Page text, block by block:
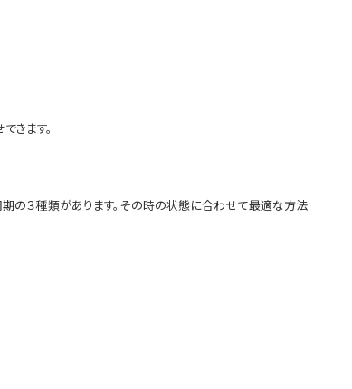
きます。
の３種類があります。その時の状態に合わせて最適な方法